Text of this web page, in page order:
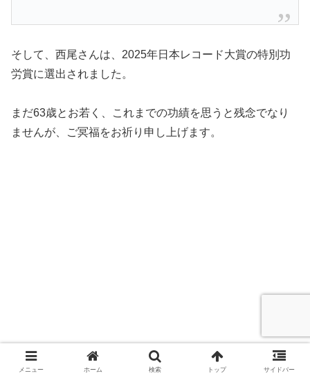
そして、西尾さんは、2025年日本レコード大賞の特別功
労賞に選出されました。
まだ63歳とお若く、これまでの功績を思うと残念でなり
ませんが、ご冥福をお祈り申し上げます。
メニュー ホーム 検索 トップ サイドバー